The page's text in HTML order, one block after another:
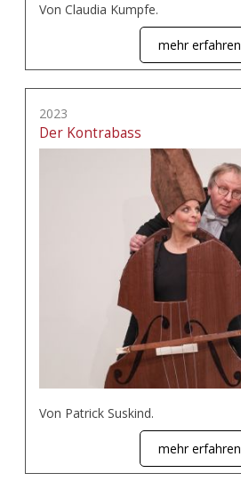
Von Claudia Kumpfe.
mehr erfahren
2023
Der Kontrabass
Von Patrick Suskind.
mehr erfahren